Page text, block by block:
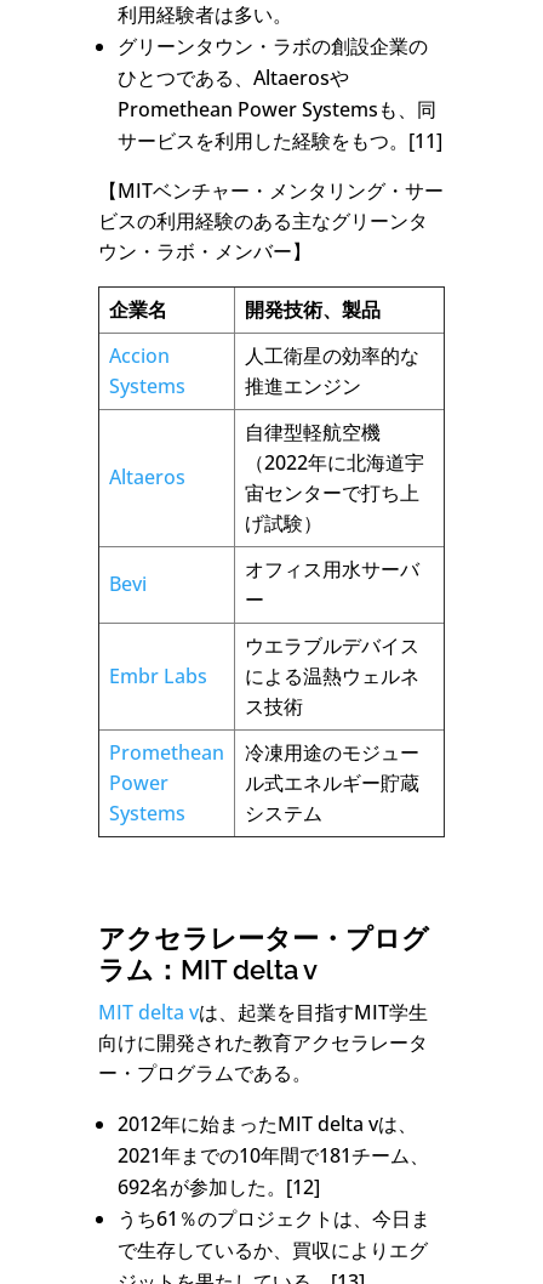
利用経験者は多い。
グリーンタウン・ラボの創設企業の
ひとつである、Altaerosや
Promethean Power Systemsも、同
サービスを利用した経験をもつ。[11]
【MITベンチャー・メンタリング・サー
ビスの利用経験のある主なグリーンタ
ウン・ラボ・メンバー】
企業名
開発技術、製品
Accion
Systems
人工衛星の効率的な
推進エンジン
Altaeros
自律型軽航空機
（2022年に北海道宇
宙センターで打ち上
げ試験）
Bevi
オフィス用水サーバ
ー
Embr Labs
ウエラブルデバイス
による温熱ウェルネ
ス技術
Promethean
Power
Systems
冷凍用途のモジュー
ル式エネルギー貯蔵
システム
アクセラレーター・プログ
ラム：MIT delta v
MIT delta vは、起業を目指すMIT学生
向けに開発された教育アクセラレータ
ー・プログラムである。
2012年に始まったMIT delta vは、
2021年までの10年間で181チーム、
692名が参加した。[12]
うち61％のプロジェクトは、今日ま
で生存しているか、買収によりエグ